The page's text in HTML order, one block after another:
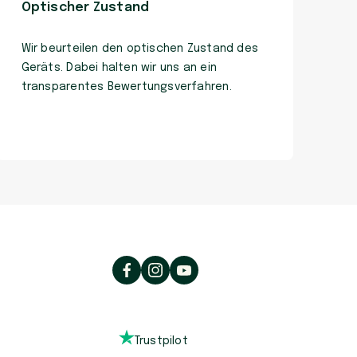
Optischer Zustand
Wir beurteilen den optischen Zustand des
Geräts. Dabei halten wir uns an ein
transparentes Bewertungsverfahren.
Trustpilot